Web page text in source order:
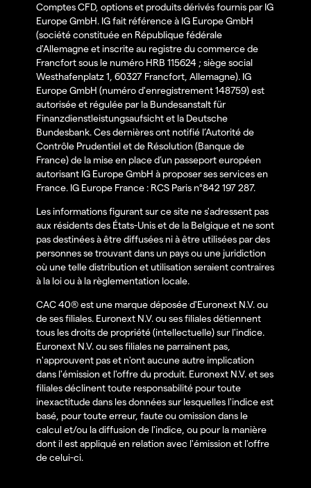
Comptes CFD, options et produits dérivés fournis par IG
Europe GmbH. IG fait référence à IG Europe GmbH
(société constituée en République fédérale
d'Allemagne et inscrite au registre du commerce de
Francfort sous le numéro HRB 115624 ; siège social
Westhafenplatz 1, 60327 Francfort, Allemagne). IG
Europe GmbH (numéro d'enregistrement 148759) est
autorisée et régulée par la Bundesanstalt für
Finanzdienstleistungsaufsicht et la Deutsche
Bundesbank. Ces dernières ont notifié l’Autorité de
Contrôle Prudentiel et de Résolution (Banque de
France) de la mise en place d’un passeport européen
autorisant IG Europe GmbH à proposer ses services en
France. IG Europe France : RCS Paris n°842 197 287.
Les informations figurant sur ce site ne s'adressent pas
aux résidents des États-Unis et de la Belgique et ne sont
pas destinées à être diffusées ni à être utilisées par des
personnes se trouvant dans un pays ou une juridiction
où une telle distribution et utilisation seraient contraires
à la loi ou à la règlementation locale.
CAC 40® est une marque déposée d'Euronext N.V. ou
de ses filiales. Euronext N.V. ou ses filiales détiennent
tous les droits de propriété (intellectuelle) sur l'indice.
Euronext N.V. ou ses filiales ne parrainent pas,
n'approuvent pas et n'ont aucune autre implication
dans l'émission et l'offre du produit. Euronext N.V. et ses
filiales déclinent toute responsabilité pour toute
inexactitude dans les données sur lesquelles l'indice est
basé, pour toute erreur, faute ou omission dans le
calcul et/ou la diffusion de l'indice, ou pour la manière
dont il est appliqué en relation avec l'émission et l'offre
de celui-ci.